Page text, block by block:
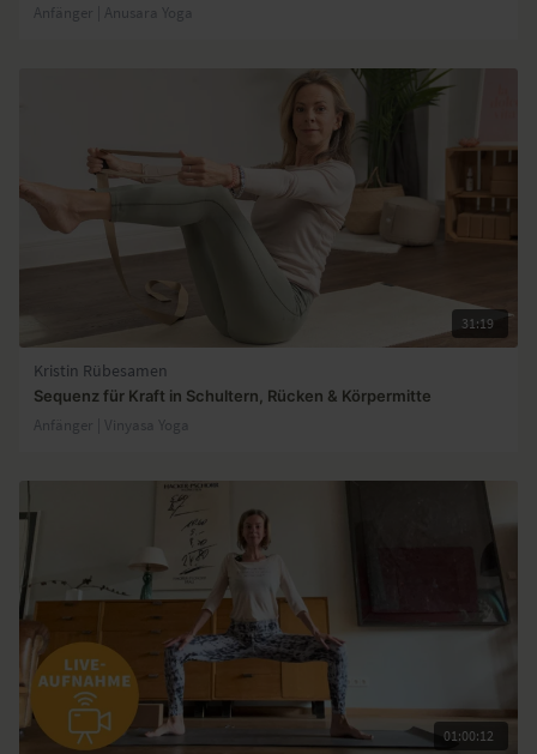
Anfänger | Anusara Yoga
31:19
Kristin Rübesamen
Sequenz für Kraft in Schultern, Rücken & Körpermitte
Anfänger | Vinyasa Yoga
01:00:12